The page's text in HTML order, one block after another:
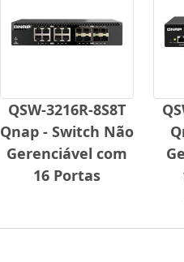
QSW-3216R-8S8T
Qnap - Switch Não
Gerenciável com
16 Portas